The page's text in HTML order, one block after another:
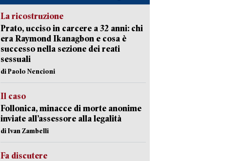
La ricostruzione
Prato, ucciso in carcere a 32 anni: chi
era Raymond Ikanagbon e cosa è
successo nella sezione dei reati
sessuali
di Paolo Nencioni
Il caso
Follonica, minacce di morte anonime
inviate all’assessore alla legalità
di Ivan Zambelli
Fa discutere